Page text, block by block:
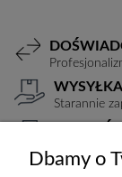
WYSYŁKA
Starannie
Dbamy o